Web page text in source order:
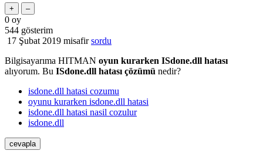
0 oy
544 gösterim
17 Şubat 2019 misafir sordu
Bilgisayarıma HITMAN oyun kurarken ISdone.dll hatası
alıyorum. Bu ISdone.dll hatası çözümü nedir?
isdone.dll hatasi cozumu
oyunu kurarken isdone.dll hatasi
isdone.dll hatasi nasil cozulur
isdone.dll